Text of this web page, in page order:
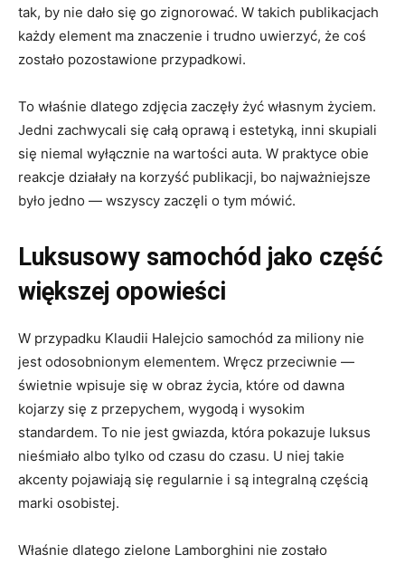
tak, by nie dało się go zignorować. W takich publikacjach
każdy element ma znaczenie i trudno uwierzyć, że coś
zostało pozostawione przypadkowi.
To właśnie dlatego zdjęcia zaczęły żyć własnym życiem.
Jedni zachwycali się całą oprawą i estetyką, inni skupiali
się niemal wyłącznie na wartości auta. W praktyce obie
reakcje działały na korzyść publikacji, bo najważniejsze
było jedno — wszyscy zaczęli o tym mówić.
Luksusowy samochód jako część
większej opowieści
W przypadku Klaudii Halejcio samochód za miliony nie
jest odosobnionym elementem. Wręcz przeciwnie —
świetnie wpisuje się w obraz życia, które od dawna
kojarzy się z przepychem, wygodą i wysokim
standardem. To nie jest gwiazda, która pokazuje luksus
nieśmiało albo tylko od czasu do czasu. U niej takie
akcenty pojawiają się regularnie i są integralną częścią
marki osobistej.
Właśnie dlatego zielone Lamborghini nie zostało